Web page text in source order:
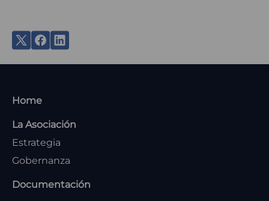
MENU
FOOTER
Home
La Asociación
Estrategia
Gobernanza
Documentación